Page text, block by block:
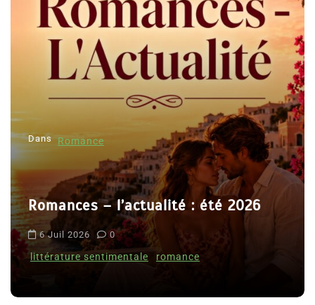
l
’
a
r
t
i
c
e
Dans Romance
Romances – l’actualité : été 2026
6 Juil 2026 0
littérature sentimentale romance